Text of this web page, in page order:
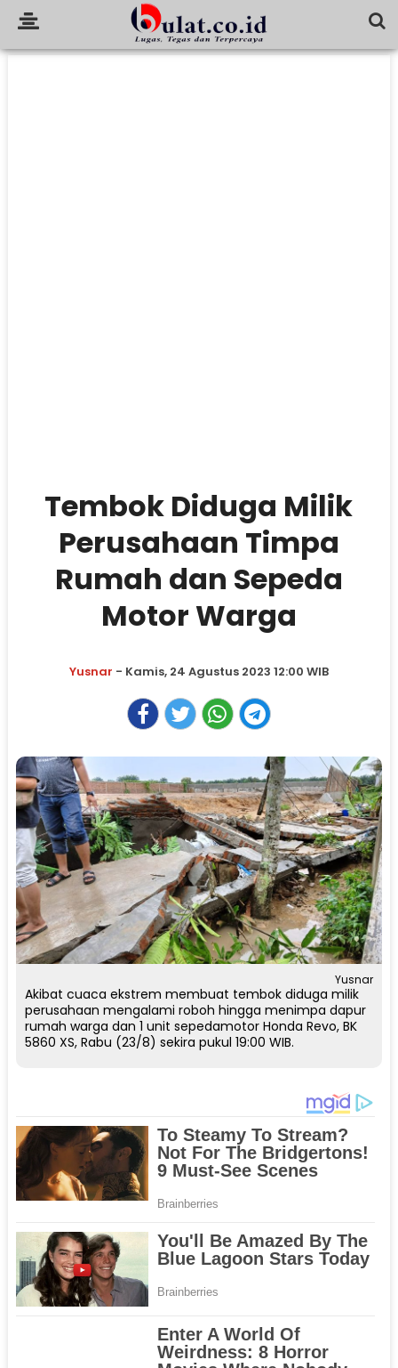
Tembok Diduga Milik
Perusahaan Timpa
Rumah dan Sepeda
Motor Warga
Yusnar - Kamis, 24 Agustus 2023 12:00 WIB
Yusnar
Akibat cuaca ekstrem membuat tembok diduga milik
perusahaan mengalami roboh hingga menimpa dapur
rumah warga dan 1 unit sepedamotor Honda Revo, BK
5860 XS, Rabu (23/8) sekira pukul 19:00 WIB.